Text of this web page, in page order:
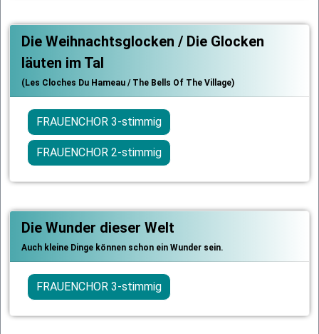
Die Weihnachtsglocken / Die Glocken
läuten im Tal
(Les Cloches Du Hameau / The Bells Of The Village)
FRAUENCHOR 3-stimmig
FRAUENCHOR 2-stimmig
Die Wunder dieser Welt
Auch kleine Dinge können schon ein Wunder sein.
FRAUENCHOR 3-stimmig